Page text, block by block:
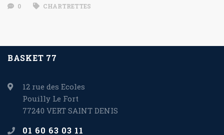
0 CHARTRETTES
BASKET 77
12 rue des Ecoles
Pouilly Le Fort
77240 VERT SAINT DENIS
01 60 63 03 11